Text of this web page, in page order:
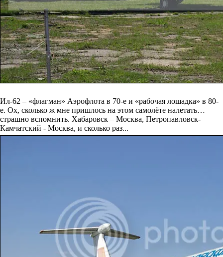
Ил-62 – «флагман» Аэрофлота в 70-е и «рабочая лошадка» в 80-
е. Ох, сколько ж мне пришлось на этом самолёте налетать…
страшно вспомнить. Хабаровск – Москва, Петропавловск-
Камчатский - Москва, и сколько раз...